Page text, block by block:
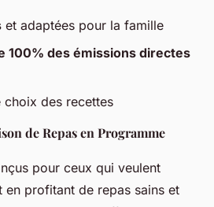
et adaptées pour la famille
100% des émissions directes
choix des recettes
de Repas en Programme
pour ceux qui veulent
en profitant de repas sains et